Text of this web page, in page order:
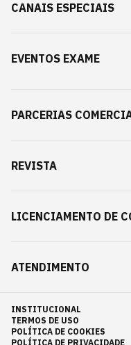
CANAIS ESPECIAIS
EVENTOS EXAME
PARCERIAS
REVISTA
LICENCIAMENTO DE
ATENDIMENTO
INSTITUCIONAL
TERMOS DE USO
POLÍTICA DE COOKIES
POLÍTICA DE PRIVACIDADE